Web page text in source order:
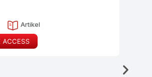
Artikel